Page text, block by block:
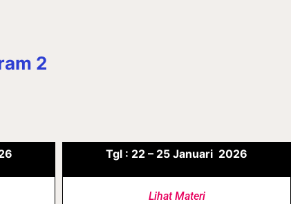
2
Tgl : 22 – 25 Januari 2026
Lihat Materi